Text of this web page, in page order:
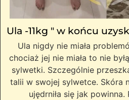
Ula -11kg " w końcu
Ula nigdy nie miała
chociaż jej nie miała to nie
sylwetki. Szczególnie
talii w swojej sylwetce. Skóra
ujędrniła się jak